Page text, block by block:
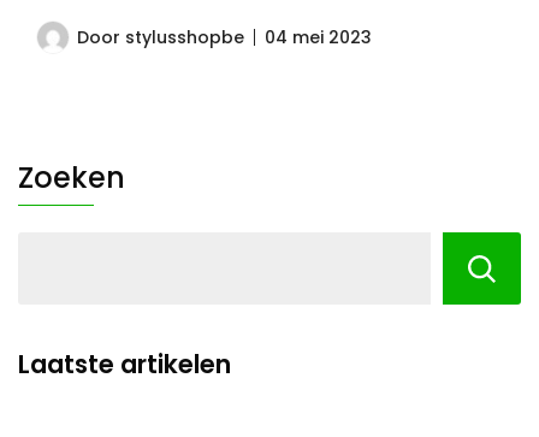
Door stylusshopbe 04 mei 2023
Zoeken
Laatste artikelen